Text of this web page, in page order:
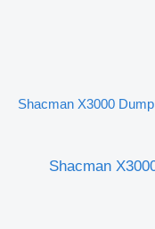
شاحنة قلابة Shacman X3000 Dump
Shacman